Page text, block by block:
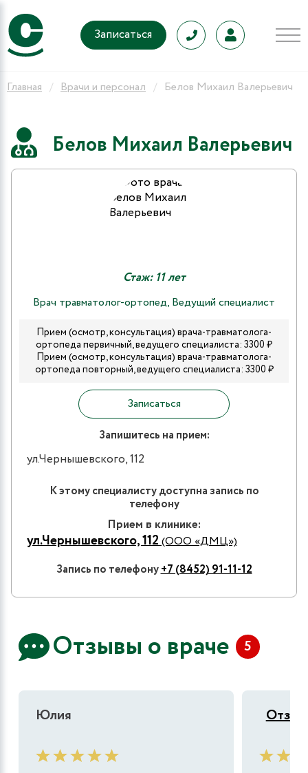
Записаться
Главная Врачи и персонал Белов Михаил Валерьевич
Белов Михаил Валерьевич
Стаж: 11 лет
Врач травматолог-ортопед, Ведущий специалист
Прием (осмотр, консультация) врача-травматолога-
ортопеда первичный, ведущего специалиста: 3300 ₽
Прием (осмотр, консультация) врача-травматолога-
ортопеда повторный, ведущего специалиста: 3300 ₽
Записаться
Запишитесь на прием:
ул.Чернышевского, 112
К этому специалисту доступна запись по
телефону
Прием в клинике:
ул.Чернышевского, 112(ООО «ДМЦ»)
Запись по телефону+7 (8452) 91-11-12
Отзывы о враче 5
Юлия Отзыв